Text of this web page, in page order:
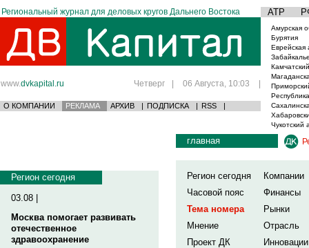
Региональный журнал для деловых кругов Дальнего Востока АТР
www.dvkapital.ru Четверг | 06 Августа, 10:03 |
О КОМПАНИИ РЕКЛАМА АРХИВ | ПОДПИСКА | RSS |
Амурская
Бурятия
Еврейская
Чукотский
Регион сегодня
03.08 |
Москва помогает развивать
отечественное
здравоохранение
главная
Регион сегодня
Компании
Часовой пояс
Финансы
Тема номера
Рынки
Мнение
Отрасль
Проект ДК
Инновации